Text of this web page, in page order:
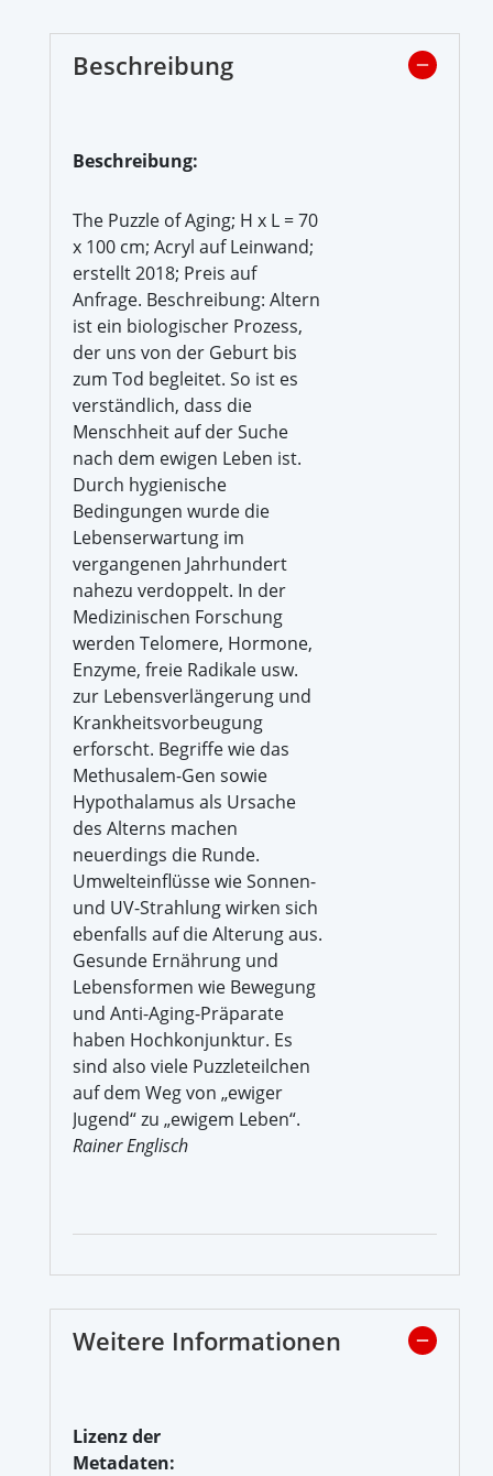
Beschreibung
Beschreibung:
The Puzzle of Aging; H x L = 70
x 100 cm; Acryl auf Leinwand;
erstellt 2018; Preis auf
Anfrage. Beschreibung: Altern
ist ein biologischer Prozess,
der uns von der Geburt bis
zum Tod begleitet. So ist es
verständlich, dass die
Menschheit auf der Suche
nach dem ewigen Leben ist.
Durch hygienische
Bedingungen wurde die
Lebenserwartung im
vergangenen Jahrhundert
nahezu verdoppelt. In der
Medizinischen Forschung
werden Telomere, Hormone,
Enzyme, freie Radikale usw.
zur Lebensverlängerung und
Krankheitsvorbeugung
erforscht. Begriffe wie das
Methusalem-Gen sowie
Hypothalamus als Ursache
des Alterns machen
neuerdings die Runde.
Umwelteinflüsse wie Sonnen-
und UV-Strahlung wirken sich
ebenfalls auf die Alterung aus.
Gesunde Ernährung und
Lebensformen wie Bewegung
und Anti-Aging-Präparate
haben Hochkonjunktur. Es
sind also viele Puzzleteilchen
auf dem Weg von „ewiger
Jugend“ zu „ewigem Leben“.
Rainer Englisch
Weitere Informationen
Lizenz der
Metadaten: